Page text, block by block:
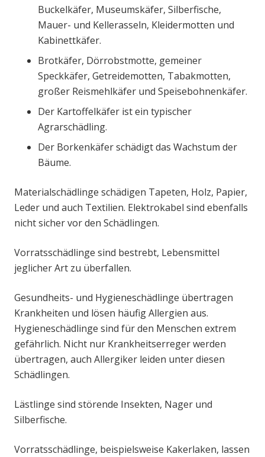
Buckelkäfer, Museumskäfer, Silberfische,
Mauer- und Kellerasseln, Kleidermotten und
Kabinettkäfer.
Brotkäfer, Dörrobstmotte, gemeiner
Speckkäfer, Getreidemotten, Tabakmotten,
großer Reismehlkäfer und Speisebohnenkäfer.
Der Kartoffelkäfer ist ein typischer
Agrarschädling.
Der Borkenkäfer schädigt das Wachstum der
Bäume.
Materialschädlinge schädigen Tapeten, Holz, Papier,
Leder und auch Textilien. Elektrokabel sind ebenfalls
nicht sicher vor den Schädlingen.
Vorratsschädlinge sind bestrebt, Lebensmittel
jeglicher Art zu überfallen.
Gesundheits- und Hygieneschädlinge übertragen
Krankheiten und lösen häufig Allergien aus.
Hygieneschädlinge sind für den Menschen extrem
gefährlich. Nicht nur Krankheitserreger werden
übertragen, auch Allergiker leiden unter diesen
Schädlingen.
Lästlinge sind störende Insekten, Nager und
Silberfische.
Vorratsschädlinge, beispielsweise Kakerlaken, lassen